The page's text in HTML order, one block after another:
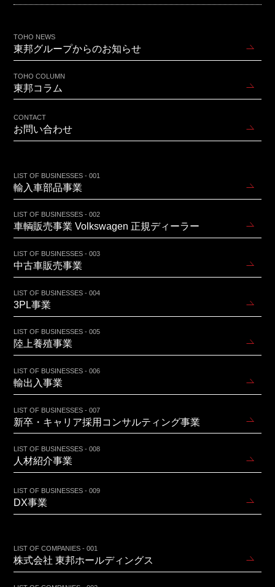
TOHO NEWS
東邦グループからのお知らせ
TOHO COLUMN
東邦コラム
CONTACT
お問い合わせ
LIST OF BUSINESSES - 001
輸入車部品事業
LIST OF BUSINESSES - 002
車輌販売事業 Volkswagen 正規ディーラー
LIST OF BUSINESSES - 003
中古車販売事業
LIST OF BUSINESSES - 004
3PL事業
LIST OF BUSINESSES - 005
陸上養殖事業
LIST OF BUSINESSES - 006
輸出入事業
LIST OF BUSINESSES - 007
新卒・キャリア採用コンサルティング事業
LIST OF BUSINESSES - 008
人材紹介事業
LIST OF BUSINESSES - 009
DX事業
LIST OF COMPANIES - 001
株式会社 東邦ホールディングス